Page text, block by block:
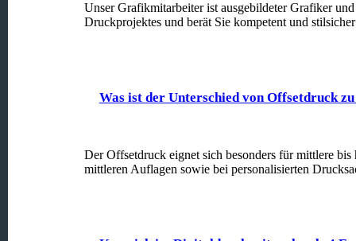
Unser Grafikmitarbeiter ist ausgebildeter Grafiker
Druckprojektes und berät Sie kompetent und
Was ist der Unterschied von Offsetdruck
Der Offsetdruck eignet sich besonders für mittlere
mittleren Auflagen sowie bei personalisierten